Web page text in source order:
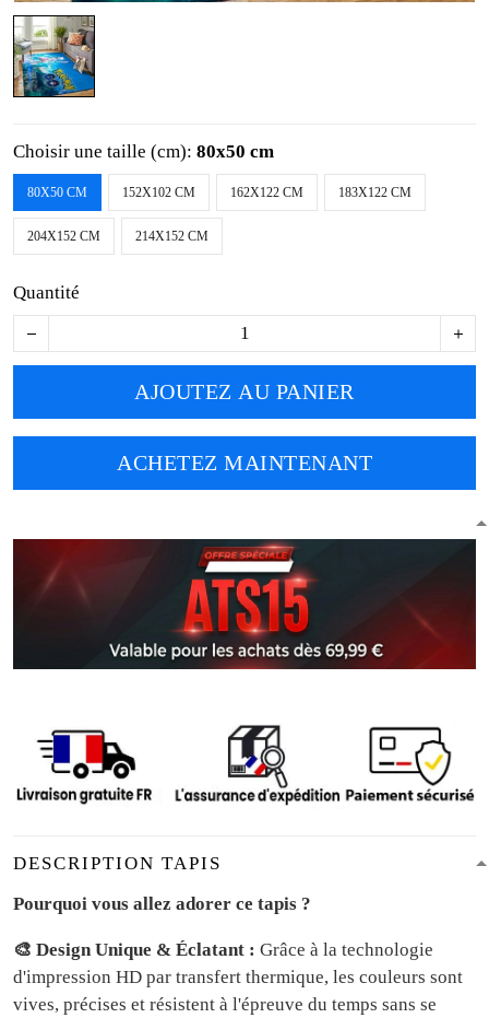
Choisir une taille (cm):
214X152 CM
Quantité
AJOUTEZ AU PANIER
ACHETEZ MAINTENANT
DESCRIPTION TAPIS
d'impression HD par transfert thermique, les couleurs sont
décolorer. Un véritable atout déco pour votre intérieur.
☁️ Douceur & Confort :Fabriqué en tissu tissage plat